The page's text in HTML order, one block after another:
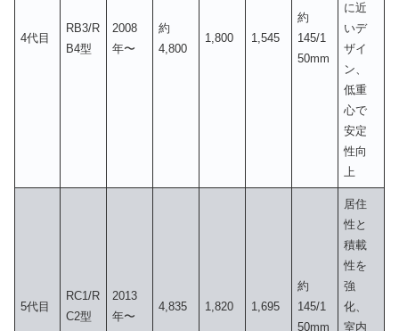
4代目
RB3/R
B4型
2008
年〜
約
4,800
1,800 1,545
約
145/1
50mm
に近
いデ
ザイ
ン、
低重
心で
安定
性向
上
5代目
RC1/R
C2型
2013
年〜
4,835 1,820 1,695
約
145/1
50mm
居住
性と
積載
性を
強
化、
室内